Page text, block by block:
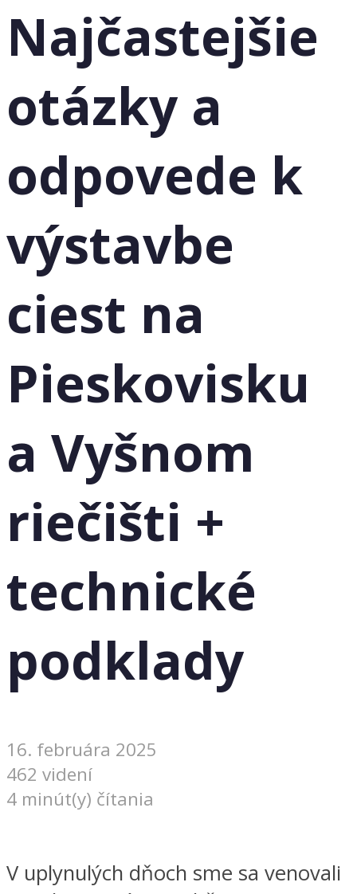
Najčastejšie
otázky a
odpovede k
výstavbe
ciest na
Pieskovisku
a Vyšnom
riečišti +
technické
podklady
16. februára 2025
462 videní
4 minút(y) čítania
V uplynulých dňoch sme sa venovali